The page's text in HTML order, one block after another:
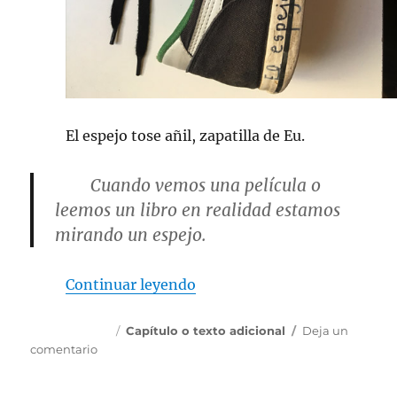
El espejo tose añil, zapatilla de Eu.
Cuando vemos una película o
leemos un libro en realidad estamos
mirando un espejo.
Continuar leyendo
el
Categorías
Capítulo o texto adicional
Deja un
comentarioen